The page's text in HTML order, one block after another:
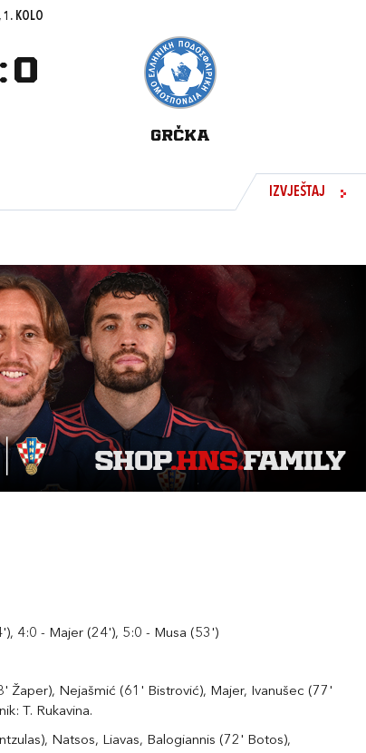
1. KOLO
: 0
GRČKA
IZVJEŠTAJ
4:0 - Majer (24'), 5:0 - Musa (53')
Žaper), Nejašmić (61' Bistrović), Majer, Ivanušec (77'
T. Rukavina.
Natsos, Liavas, Balogiannis (72' Botos),